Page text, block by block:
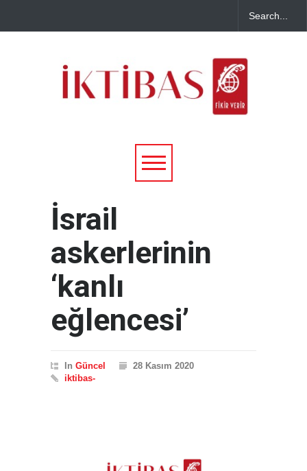
İsrail
askerlerinin
‘kanlı
eğlencesi’
In Güncel
28 Kasım 2020
iktibas-